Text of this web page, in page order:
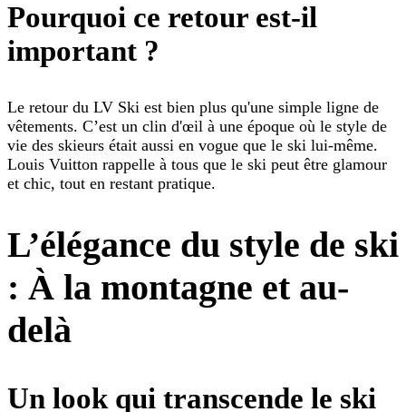
Pourquoi ce retour est-il
important ?
Le retour du LV Ski est bien plus qu'une simple ligne de
vêtements. C’est un clin d'œil à une époque où le style de
vie des skieurs était aussi en vogue que le ski lui-même.
Louis Vuitton rappelle à tous que le ski peut être glamour
et chic, tout en restant pratique.
L’élégance du style de ski
: À la montagne et au-
delà
Un look qui transcende le ski